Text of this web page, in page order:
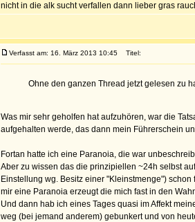
nicht in die alk sucht verfallen dann lieber gras
Verfasst am: 16. März 2013 10:45 Titel:
Ohne den ganzen Thread jetzt gelesen zu
Was mir sehr geholfen hat aufzuhören, war die
aufgehalten werde, das dann mein Führerschein
Fortan hatte ich eine Paranoia, die war
Aber zu wissen das die prinzipiellen ~24h selbst
Einstellung wg. Besitz einer "Kleinstmenge")
mir eine Paranoia erzeugt die mich fast in den
Und dann hab ich eines Tages quasi im Affekt
weg (bei jemand anderem) gebunkert und von